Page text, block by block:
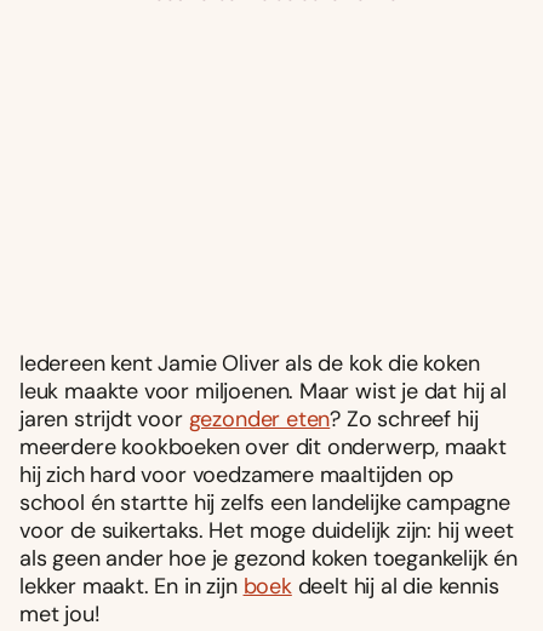
Iedereen kent Jamie Oliver als de kok die koken
leuk maakte voor miljoenen. Maar wist je dat hij al
jaren strijdt voor gezonder eten? Zo schreef hij
meerdere kookboeken over dit onderwerp, maakt
hij zich hard voor voedzamere maaltijden op
school én startte hij zelfs een landelijke campagne
voor de suikertaks. Het moge duidelijk zijn: hij weet
als geen ander hoe je gezond koken toegankelijk én
lekker maakt. En in zijn boekdeelt hij al die kennis
met jou!